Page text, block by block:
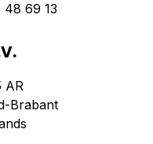
48 69 13
AR
Brabant